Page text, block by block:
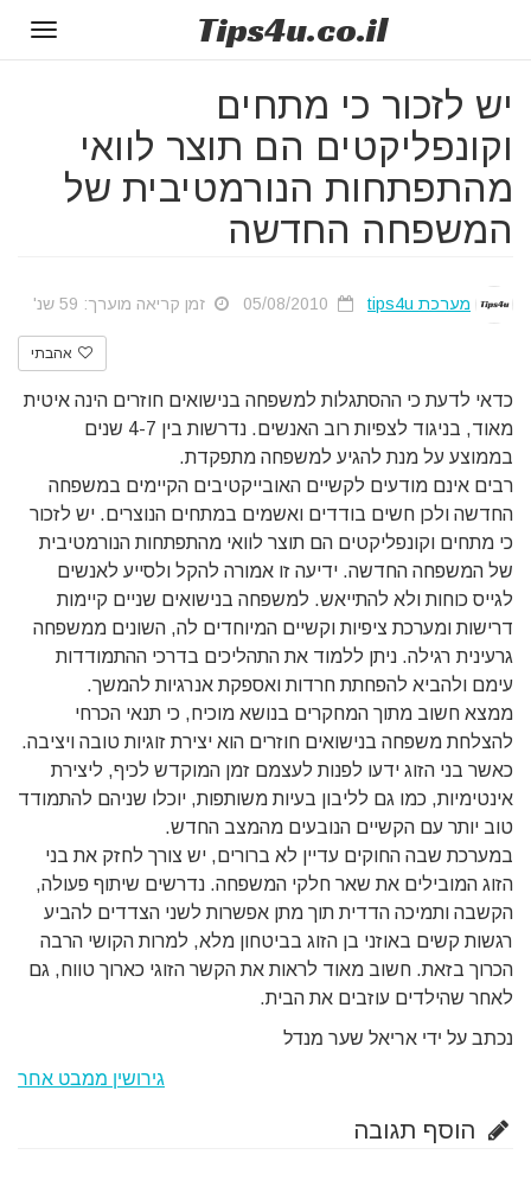
Tips4u.co.il
יש לזכור כי מתחים
וקונפליקטים הם תוצר לוואי
מהתפתחות הנורמטיבית של
המשפחה החדשה
מערכת tips4u זמן קריאה מוערך: 59 שנ'
אהבתי
כדאי לדעת כי ההסתגלות למשפחה בנישואים חוזרים הינה איטית
מאוד, בניגוד לצפיות רוב האנשים. נדרשות בין 4-7 שנים
בממוצע על מנת להגיע למשפחה מתפקדת.
רבים אינם מודעים לקשיים האובייקטיבים הקיימים במשפחה
החדשה ולכן חשים בודדים ואשמים במתחים הנוצרים. יש לזכור
כי מתחים וקונפליקטים הם תוצר לוואי מהתפתחות הנורמטיבית
של המשפחה החדשה. ידיעה זו אמורה להקל ולסייע לאנשים
לגייס כוחות ולא להתייאש. למשפחה בנישואים שניים קיימות
דרישות ומערכת ציפיות וקשיים המיוחדים לה, השונים ממשפחה
גרעינית רגילה. ניתן ללמוד את התהליכים בדרכי ההתמודדות
עימם ולהביא להפחתת חרדות ואספקת אנרגיות להמשך.
ממצא חשוב מתוך המחקרים בנושא מוכיח, כי תנאי הכרחי
להצלחת משפחה בנישואים חוזרים הוא יצירת זוגיות טובה ויציבה.
כאשר בני הזוג ידעו לפנות לעצמם זמן המוקדש לכיף, ליצירת
אינטימיות, כמו גם לליבון בעיות משותפות, יוכלו שניהם להתמודד
טוב יותר עם הקשיים הנובעים מהמצב החדש.
במערכת שבה החוקים עדיין לא ברורים, יש צורך לחזק את בני
הזוג המובילים את שאר חלקי המשפחה. נדרשים שיתוף פעולה,
הקשבה ותמיכה הדדית תוך מתן אפשרות לשני הצדדים להביע
רגשות קשים באוזני בן הזוג בביטחון מלא, למרות הקושי הרבה
הכרוך בזאת. חשוב מאוד לראות את הקשר הזוגי כארוך טווח, גם
לאחר שהילדים עוזבים את הבית.
נכתב על ידי אריאל שער מנדל
גירושין ממבט אחר
הוסף תגובה